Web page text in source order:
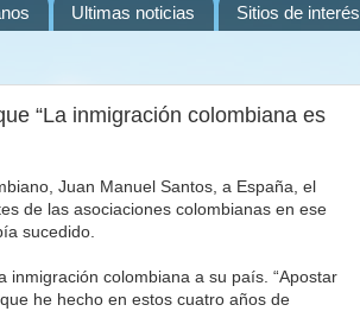
Ultimas noticias Sitios de interés
“La inmigración colombiana es
Juan Manuel Santos, a España, el
de las asociaciones colombianas en ese
sucedido.
colombiana a su país. “Apostar
he hecho en estos cuatro años de